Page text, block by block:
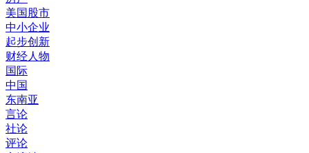
美国股市
中小企业
起步创新
财经人物
国际
中国
东南亚
言论
社论
评论